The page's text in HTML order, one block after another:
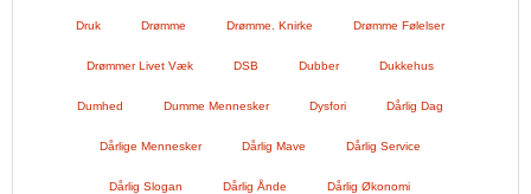
Druk Drømme Drømme. Knirke Drømme Følelser
Drømmer Livet Væk DSB Dubber Dukkehus
Dumhed Dumme Mennesker Dysfori Dårlig Dag
Dårlige Mennesker Dårlig Mave Dårlig Service
Dårlig Slogan Dårlig Ånde Dårlig Økonomi